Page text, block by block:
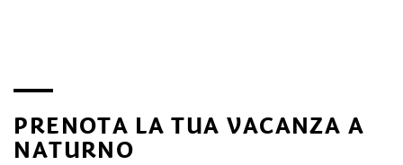
PRENOTA LA TUA VACANZA A
NATURNO